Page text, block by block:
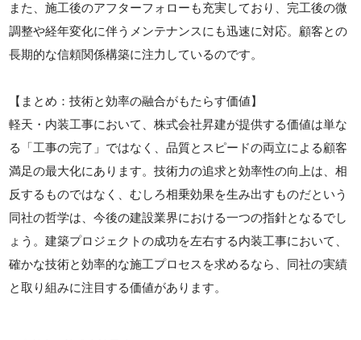
また、施工後のアフターフォローも充実しており、完工後の微
調整や経年変化に伴うメンテナンスにも迅速に対応。顧客との
長期的な信頼関係構築に注力しているのです。
【まとめ：技術と効率の融合がもたらす価値】
軽天・内装工事において、株式会社昇建が提供する価値は単な
る「工事の完了」ではなく、品質とスピードの両立による顧客
満足の最大化にあります。技術力の追求と効率性の向上は、相
反するものではなく、むしろ相乗効果を生み出すものだという
同社の哲学は、今後の建設業界における一つの指針となるでし
ょう。建築プロジェクトの成功を左右する内装工事において、
確かな技術と効率的な施工プロセスを求めるなら、同社の実績
と取り組みに注目する価値があります。